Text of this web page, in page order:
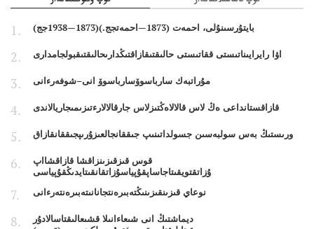
بايتۇرسىنۇلى، احمەت (1873—احمەتجج.)(1873—1938جج)
اۋا رايرايىناتىستى ققاتىستى حالىقتىقازاقتىڭدارىحالىقتىقبولجامدارى
مۇراتبەك سارباسوۆسارباسوۆ انى–شوفەرءانى
قازاقستانداعى ەڭ لاس قالالاەڭتىزلاس جارقالالارءتىزىمىجاريالاندى
ورىستىڭ بەس سولبەسىن جسولداتىنىپ جىققانجالعىزۇرىپجىققانقازاق
قوس قىزقىزىنزاقشا قازاقشااپ
ۇزاتقتويقىتاجاساپقۇپياسۇزاتقانقىتايدىڭقۇپياسى
نوعاي قىزىنقىزىنىڭتەبىرەنتجانانىتەبىرەنتەرءانى
ديماشتىڭ انى شىعاءانىلا قشىعالىقتاسالادۇر